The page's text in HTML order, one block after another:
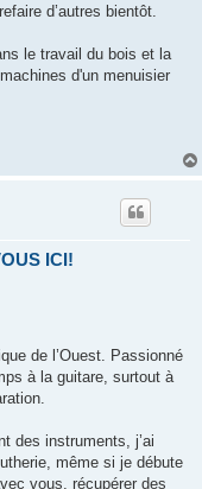
d’autres bientôt.
le travail du bois et la
d'un menuisier
ICI!
de l’Ouest. Passionné
à la guitare, surtout à
des instruments, j’ai
même si je débute
vous, récupérer des